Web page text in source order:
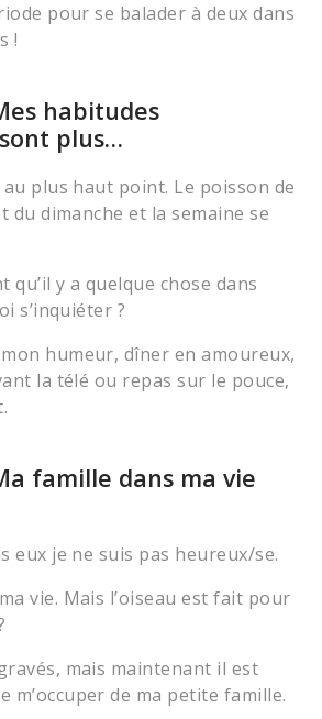
pour se balader à deux dans
!
habitudes
plus…
plus haut point. Le poisson de
du dimanche et la semaine se
qu’il y a quelque chose dans
s’inquiéter ?
humeur, dîner en amoureux,
la télé ou repas sur le pouce,
famille dans ma vie
eux je ne suis pas heureux/se.
vie. Mais l’oiseau est fait pour
mais maintenant il est
m’occuper de ma petite famille.